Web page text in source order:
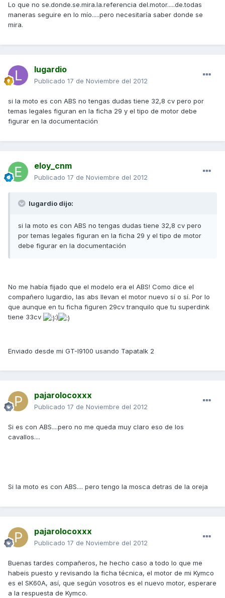
Lo que no se.donde.se.mira.la.referencia del.motor.....de.todas
maneras seguire en lo mío.....pero necesitaría saber donde se
mira.
lugardio
Publicado 17 de Noviembre del 2012
si la moto es con ABS no tengas dudas tiene 32,8 cv pero por
temas legales figuran en la ficha 29 y el tipo de motor debe
figurar en la documentación
eloy_cnm
Publicado 17 de Noviembre del 2012
lugardio dijo:
si la moto es con ABS no tengas dudas tiene 32,8 cv pero
por temas legales figuran en la ficha 29 y el tipo de motor
debe figurar en la documentación
No me había fijado que el modelo era el ABS! Como dice el
compañero lugardio, las abs llevan el motor nuevo sí o sí. Por lo
que aunque en tu ficha figuren 29cv tranquilo que tu superdink
tiene 33cv
:)
Enviado desde mi GT-I9100 usando Tapatalk 2
pajarolocoxxx
Publicado 17 de Noviembre del 2012
Si es con ABS....pero no me queda muy claro eso de los
cavallos....
Si la moto es con ABS.... pero tengo la mosca detras de la oreja
pajarolocoxxx
Publicado 17 de Noviembre del 2012
Buenas tardes compañeros, he hecho caso a todo lo que me
habeis puesto y revisando la ficha técnica, el motor de mi Kymco
es el SK60A, así, que según vosotros es el nuevo motor, esperare
a la respuesta de Kymco.